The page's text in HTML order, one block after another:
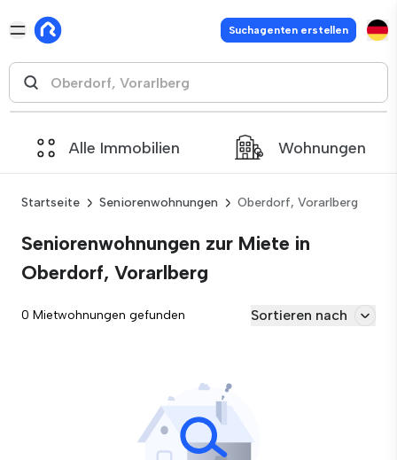
Suchagenten erstellen
Alle Immobilien Wohnungen
Startseite Seniorenwohnungen Oberdorf, Vorarlberg
Seniorenwohnungen zur Miete in
Oberdorf, Vorarlberg
0 Mietwohnungen gefunden Sortieren nach